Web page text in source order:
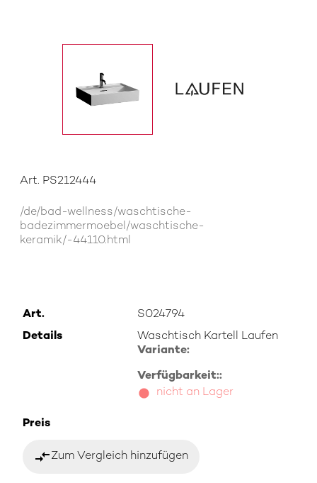
Art. PS212444
/de/bad-wellness/waschtische-
badezimmermoebel/waschtische-
keramik/-44110.html
Art.
S024794
Details
Waschtisch Kartell Laufen
Variante:
Verfügbarkeit::
nicht an Lager
Preis
compare_arrowsZum Vergleich hinzufügen